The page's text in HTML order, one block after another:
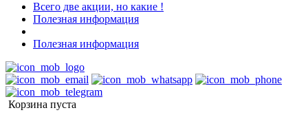
Всего две акции, но какие !
Полезная информация
Полезная информация
Корзина пуста